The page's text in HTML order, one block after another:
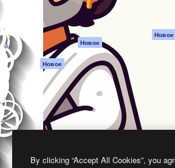
на основе ИИ
Стоковый контент
MCP для
Claude/ChatGPT
Новое
Агенты Новое
API
Мобильное
приложение
Все инструменты
Magnific
Политика
Новое
Политика файлов
cookie
Центр доверия
Партнеры
Предприятие
By clicking “Accept All Cookies”, you